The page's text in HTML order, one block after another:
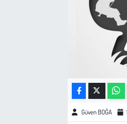
Güven BOĞA
İnsan Hakları